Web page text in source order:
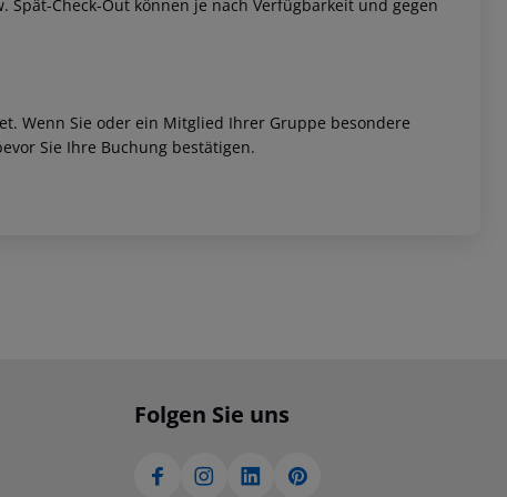
Spät-Check-Out können je nach Verfügbarkeit und gegen
Wenn Sie oder ein Mitglied Ihrer Gruppe besondere
Sie Ihre Buchung bestätigen.
Folgen Sie uns